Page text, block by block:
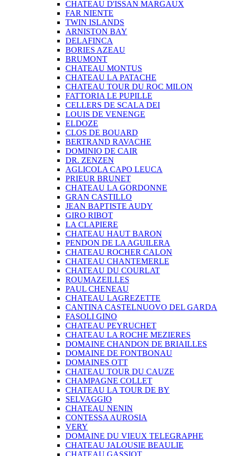
CHATEAU D'ISSAN MARGAUX
FAR NIENTE
TWIN ISLANDS
ARNISTON BAY
DELAFINCA
BORIES AZEAU
BRUMONT
CHATEAU MONTUS
CHATEAU LA PATACHE
CHATEAU TOUR DU ROC MILON
FATTORIA LE PUPILLE
CELLERS DE SCALA DEI
LOUIS DE VENENGE
ELDOZE
CLOS DE BOUARD
BERTRAND RAVACHE
DOMINIO DE CAIR
DR. ZENZEN
AGLICOLA CAPO LEUCA
PRIEUR BRUNET
CHATEAU LA GORDONNE
GRAN CASTILLO
JEAN BAPTISTE AUDY
GIRO RIBOT
LA CLAPIERE
CHATEAU HAUT BARON
PENDON DE LA AGUILERA
CHATEAU ROCHER CALON
CHATEAU CHANTEMERLE
CHATEAU DU COURLAT
ROUMAZEILLES
PAUL CHENEAU
CHATEAU LAGREZETTE
CANTINA CASTELNUOVO DEL GARDA
FASOLI GINO
CHATEAU PEYRUCHET
CHATEAU LA ROCHE MEZIERES
DOMAINE CHANDON DE BRIAILLES
DOMAINE DE FONTBONAU
DOMAINES OTT
CHATEAU TOUR DU CAUZE
CHAMPAGNE COLLET
CHATEAU LA TOUR DE BY
SELVAGGIO
CHATEAU NENIN
CONTESSA AUROSIA
VERY
DOMAINE DU VIEUX TELEGRAPHE
CHATEAU JALOUSIE BEAULIE
CHATEAU GASSIOT